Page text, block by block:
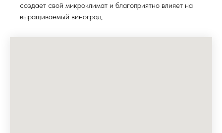
создает свой микроклимат и благоприятно влияет на
выращиваемый виноград.